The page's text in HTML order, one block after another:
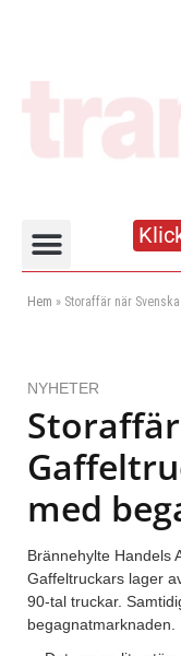
Hem » Storaffär när
NYHETER
med
Brännehylte Handels
Gaffeltruckars lager
90-tal truckar.
begagnatmarknaden.